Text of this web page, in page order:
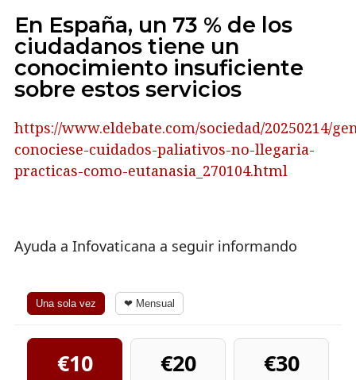
En España, un 73 % de los
ciudadanos tiene un
conocimiento insuficiente
sobre estos servicios
https://www.eldebate.com/sociedad/20250214/
conociese-cuidados-paliativos-no-llegaria-
practicas-como-eutanasia_270104.html
Ayuda a Infovaticana a seguir informando
Una sola vez ❤ Mensual
€10 €20
€30